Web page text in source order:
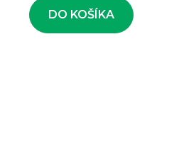
DO KOŠÍKA